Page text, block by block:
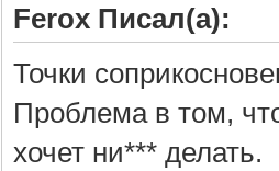
Ferox Писал(а):
Точки
Проблема в том,
хочет ни*** делать.